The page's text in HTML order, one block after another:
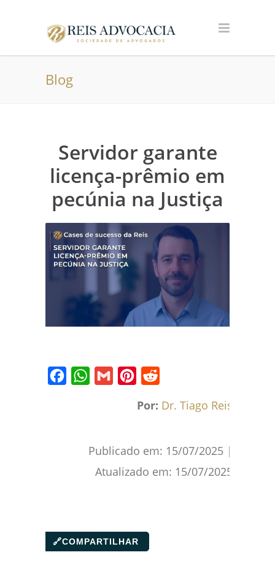
Blog
Servidor garante
licença-prêmio em
pecúnia na Justiça
Por: Dr. Tiago Reis
Publicado em: 15/07/2025 |
Atualizado em: 15/07/2025
🔗COMPARTILHAR